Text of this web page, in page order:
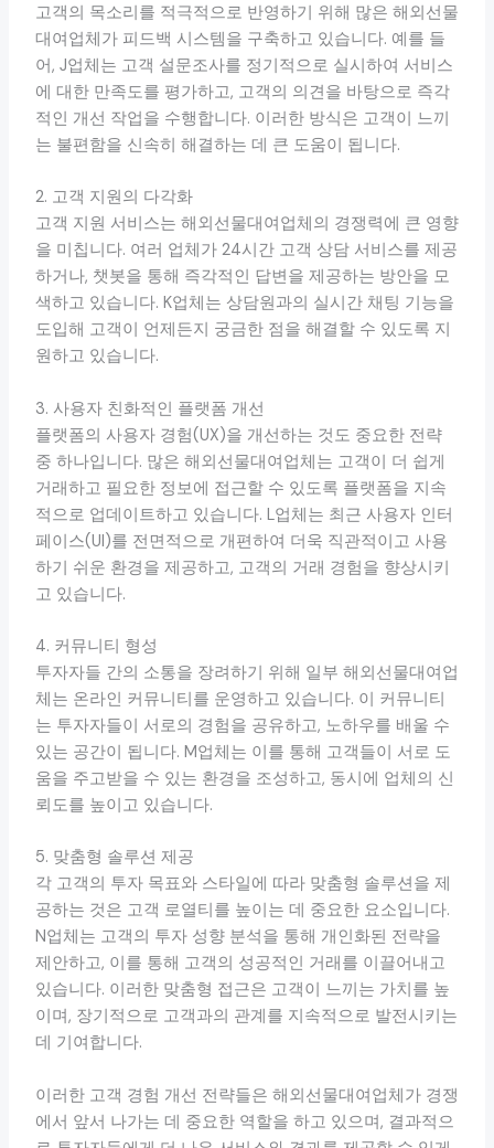
고객의 목소리를 적극적으로 반영하기 위해 많은 해외선물
대여업체가 피드백 시스템을 구축하고 있습니다. 예를 들
어, J업체는 고객 설문조사를 정기적으로 실시하여 서비스
에 대한 만족도를 평가하고, 고객의 의견을 바탕으로 즉각
적인 개선 작업을 수행합니다. 이러한 방식은 고객이 느끼
는 불편함을 신속히 해결하는 데 큰 도움이 됩니다.
2. 고객 지원의 다각화
고객 지원 서비스는 해외선물대여업체의 경쟁력에 큰 영향
을 미칩니다. 여러 업체가 24시간 고객 상담 서비스를 제공
하거나, 챗봇을 통해 즉각적인 답변을 제공하는 방안을 모
색하고 있습니다. K업체는 상담원과의 실시간 채팅 기능을
도입해 고객이 언제든지 궁금한 점을 해결할 수 있도록 지
원하고 있습니다.
3. 사용자 친화적인 플랫폼 개선
플랫폼의 사용자 경험(UX)을 개선하는 것도 중요한 전략
중 하나입니다. 많은 해외선물대여업체는 고객이 더 쉽게
거래하고 필요한 정보에 접근할 수 있도록 플랫폼을 지속
적으로 업데이트하고 있습니다. L업체는 최근 사용자 인터
페이스(UI)를 전면적으로 개편하여 더욱 직관적이고 사용
하기 쉬운 환경을 제공하고, 고객의 거래 경험을 향상시키
고 있습니다.
4. 커뮤니티 형성
투자자들 간의 소통을 장려하기 위해 일부 해외선물대여업
체는 온라인 커뮤니티를 운영하고 있습니다. 이 커뮤니티
는 투자자들이 서로의 경험을 공유하고, 노하우를 배울 수
있는 공간이 됩니다. M업체는 이를 통해 고객들이 서로 도
움을 주고받을 수 있는 환경을 조성하고, 동시에 업체의 신
뢰도를 높이고 있습니다.
5. 맞춤형 솔루션 제공
각 고객의 투자 목표와 스타일에 따라 맞춤형 솔루션을 제
공하는 것은 고객 로열티를 높이는 데 중요한 요소입니다.
N업체는 고객의 투자 성향 분석을 통해 개인화된 전략을
제안하고, 이를 통해 고객의 성공적인 거래를 이끌어내고
있습니다. 이러한 맞춤형 접근은 고객이 느끼는 가치를 높
이며, 장기적으로 고객과의 관계를 지속적으로 발전시키는
데 기여합니다.
이러한 고객 경험 개선 전략들은 해외선물대여업체가 경쟁
에서 앞서 나가는 데 중요한 역할을 하고 있으며, 결과적으